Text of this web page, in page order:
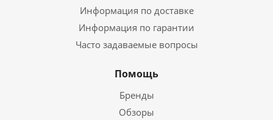
Информация по доставке
Информация по гарантии
Часто задаваемые вопросы
Помощь
Бренды
Обзоры